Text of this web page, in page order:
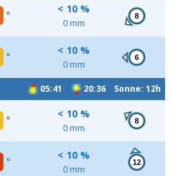
°
< 10 %
0 mm
8
°
< 10 %
0 mm
6
05:41 20:36 Sonne: 12h
°
< 10 %
0 mm
8
°
< 10 %
0 mm
12